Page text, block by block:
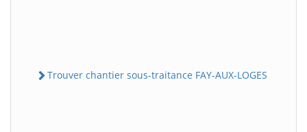
Trouver chantier sous-traitance FAY-AUX-LOGES